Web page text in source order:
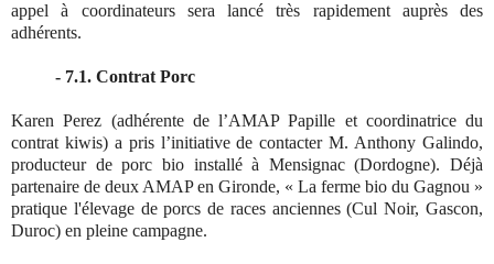
appel à coordinateurs sera lancé très rapidement auprès des
adhérents.
- 7.1. Contrat Porc
Karen Perez (adhérente de l’AMAP Papille et coordinatrice du
contrat kiwis) a pris l’initiative de contacter M. Anthony Galindo,
producteur de porc bio installé à Mensignac (Dordogne). Déjà
partenaire de deux AMAP en Gironde, « La ferme bio du Gagnou »
pratique l'élevage de porcs de races anciennes (Cul Noir, Gascon,
Duroc) en pleine campagne.